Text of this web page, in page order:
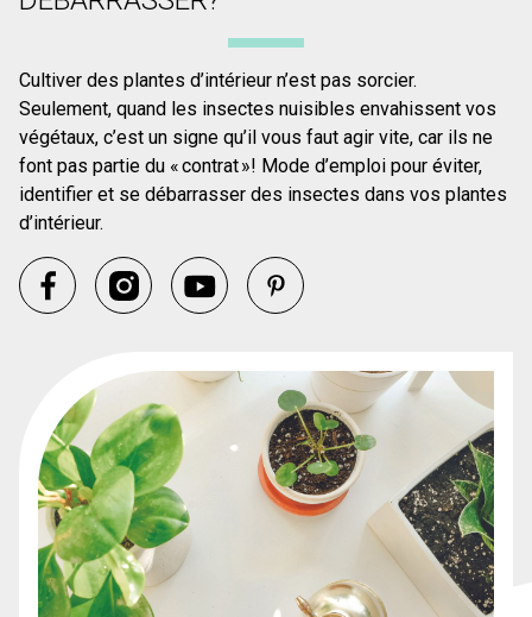
Cultiver des plantes d’intérieur n’est pas sorcier.
Seulement, quand les insectes nuisibles envahissent vos
végétaux, c’est un signe qu’il vous faut agir vite, car ils ne
font pas partie du « contrat »! Mode d’emploi pour éviter,
identifier et se débarrasser des insectes dans vos plantes
d’intérieur.